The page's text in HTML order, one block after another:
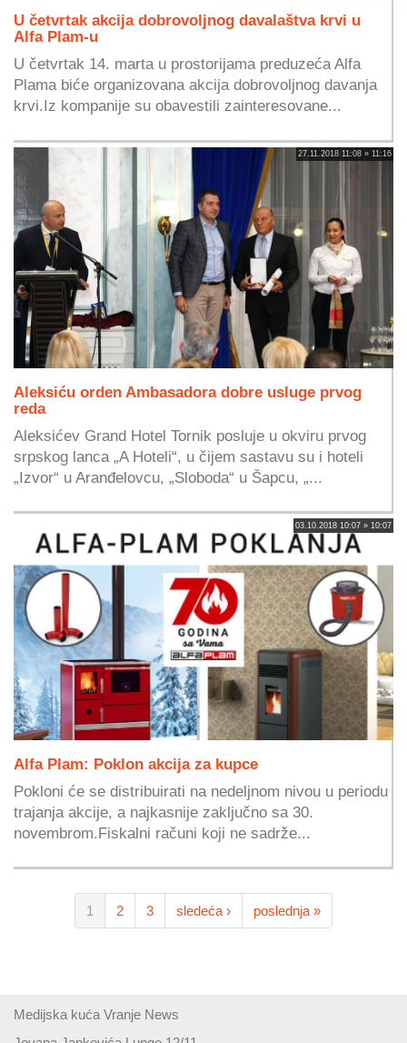
U četvrtak akcija dobrovoljnog davalaštva krvi u
Alfa Plam-u
U četvrtak 14. marta u prostorijama preduzeća Alfa
Plama biće organizovana akcija dobrovoljnog davanja
krvi.Iz kompanije su obavestili zainteresovane...
27.11.2018 11:08 » 11:16
Aleksiću orden Ambasadora dobre usluge prvog
reda
Aleksićev Grand Hotel Tornik posluje u okviru prvog
srpskog lanca „A Hoteli“, u čijem sastavu su i hoteli
„Izvor“ u Aranđelovcu, „Sloboda“ u Šapcu, „...
03.10.2018 10:07 » 10:07
Alfa Plam: Poklon akcija za kupce
Pokloni će se distribuirati na nedeljnom nivou u periodu
trajanja akcije, a najkasnije zaključno sa 30.
novembrom.Fiskalni računi koji ne sadrže...
1 2 3 sledeća › poslednja »
Medijska kuća Vranje News